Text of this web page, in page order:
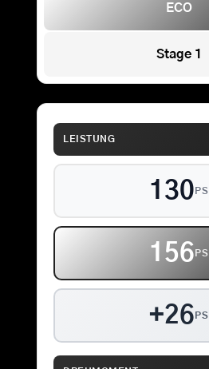
ECO
Stage 1
LEISTUNG
130 PS
156 PS
+26 PS